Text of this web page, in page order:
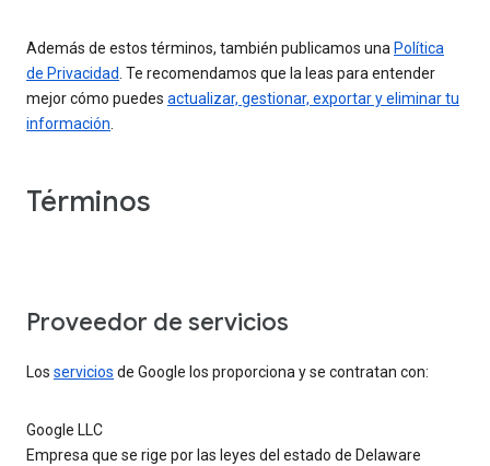
Además de estos términos, también publicamos una Política
de Privacidad . Te recomendamos que la leas para entender
mejor cómo puedes actualizar, gestionar, exportar y eliminar tu
información
Términos
Proveedor de servicios
Los servicios de Google los proporciona y se contratan con:
Google LLC
Empresa que se rige por las leyes del estado de Delaware